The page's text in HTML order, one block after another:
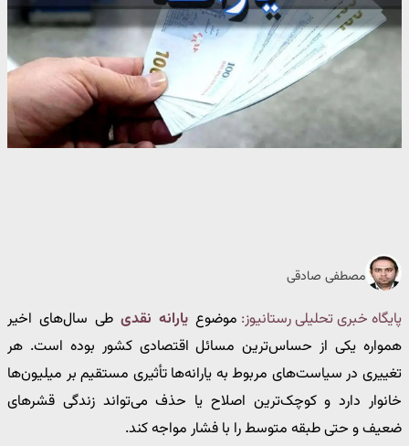
مصطفی صادقی
پایگاه خبری تحلیلی رستانیوز: موضوع یارانه نقدی طی سال‌های اخیر
همواره یکی از حساس‌ترین مسائل اقتصادی کشور بوده است. هر
تغییری در سیاست‌های مربوط به یارانه‌ها تأثیری مستقیم بر میلیون‌ها
خانوار دارد و کوچک‌ترین اصلاح یا حذف می‌تواند زندگی قشرهای
ضعیف و حتی طبقه متوسط را با فشار مواجه کند.